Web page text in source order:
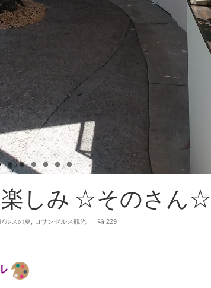
楽しみ ☆そのさん☆
ルスの夏 ロサンゼルス観光 | 229